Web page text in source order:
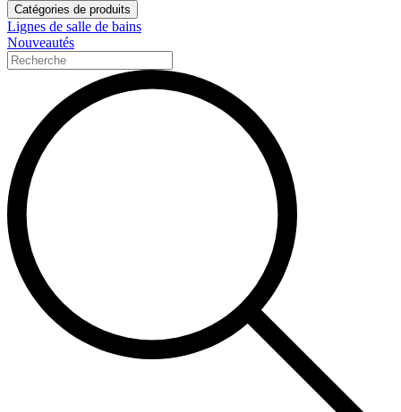
Catégories de produits
Lignes de salle de bains
Nouveautés